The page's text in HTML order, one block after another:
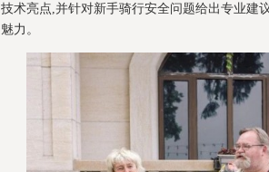
技术亮点,并针对新手骑行安全问题给出专业建
魅力。